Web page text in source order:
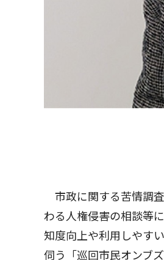
市政に関する苦情調
わる人権侵害の相談等
知度向上や利用しやす
伺う「巡回市民オンブ